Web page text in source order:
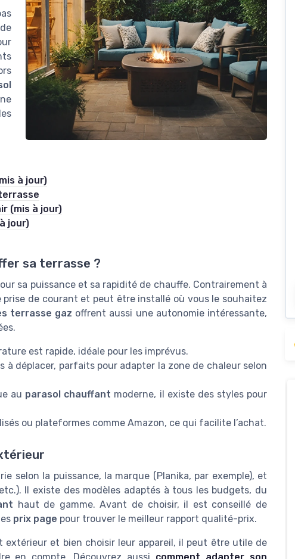
à jour)
(mis à jour)
jour)
sa terrasse ?
sa puissance et sa rapidité de chauffe. Contrairement à
de courant et peut être installé où vous le souhaitez
terrasse gaz offrent aussi une autonomie intéressante,
est rapide, idéale pour les imprévus.
à déplacer, parfaits pour adapter la zone de chaleur selon
au parasol chauffant moderne, il existe des styles pour
ou plateformes comme Amazon, ce qui facilite l’achat.
selon la puissance, la marque (Planika, par exemple), et
Il existe des modèles adaptés à tous les budgets, du
haut de gamme. Avant de choisir, il est conseillé de
prix page pour trouver le meilleur rapport qualité-prix.
et bien choisir leur appareil, il peut être utile de
efficace
moderne